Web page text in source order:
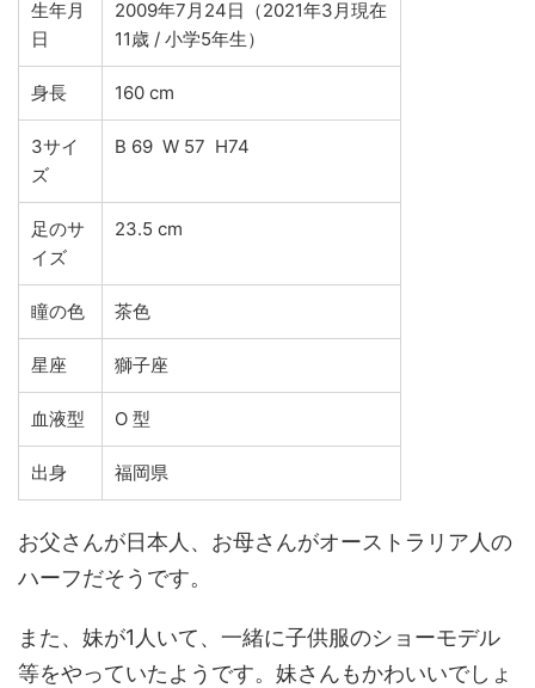
生年月
日
2009年7月24日（2021年3月現在
11歳 / 小学5年生）
身長 160 cm
3サイ
ズ
B 69 W 57 H74
足のサ
イズ
23.5 cm
瞳の色 茶色
星座 獅子座
血液型 O 型
出身 福岡県
お父さんが日本人、お母さんがオーストラリア人の
ハーフだそうです。
また、妹が1人いて、一緒に子供服のショーモデル
等をやっていたようです。妹さんもかわいいでしょ